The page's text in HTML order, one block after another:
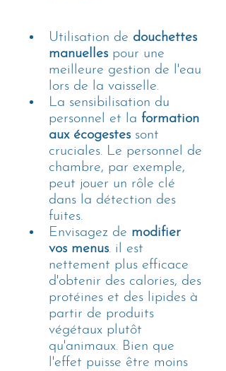
Utilisation de douchettes
manuelles pour une
meilleure gestion de l'eau
lors de la vaisselle.
La sensibilisation du
personnel et la formation
aux écogestes sont
cruciales. Le personnel de
chambre, par exemple,
peut jouer un rôle clé
dans la détection des
fuites.
Envisagez de modifier
vos menus. il est
nettement plus efficace
d'obtenir des calories, des
protéines et des lipides à
partir de produits
végétaux plutôt
qu'animaux. Bien que
l'effet puisse être moins